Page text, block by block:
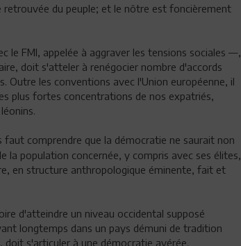
retrouvée du peuple; et le nôtre est foncièrement
le FMI, appelée à aggraver les tensions sociales —,
doit s'atteler à renégocier nombre d'accords
Outre les conventions avec l'Union européenne, il
plus fortes concentrations de nos expatriés,
comprendre que la démocratie ne saurait non
la population concernée, y compris avec ses élites,
en structure anthropologique éminente, fait et
d'atteindre un niveau occidental supposé
longtemps dans un pays démuni de tradition
s'articuler à une démocratie avérée.